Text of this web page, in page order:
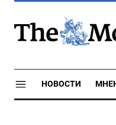
НОВОСТИ